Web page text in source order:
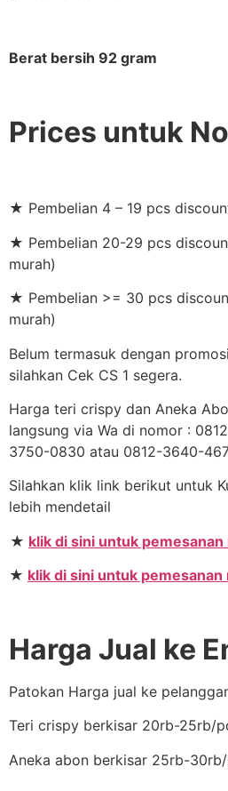
Berat bersih 92 gram
Prices untuk
★ Pembelian 4 – 19 pcs
★ Pembelian 20-29 pcs
murah)
★ Pembelian >= 30 pcs
murah)
Belum termasuk dengan
silahkan Cek CS 1 segera.
Harga teri crispy dan Aneka
langsung via Wa di nomor :
3750-0830 atau 0812-3640-
Silahkan klik link berikut untuk
lebih mendetail
★ klik di sini untuk pemesanan
★ klik di sini untuk pemesanan
Harga Jual ke
Patokan Harga jual ke
Teri crispy berkisar 20rb-25rb/
Aneka abon berkisar 25rb-